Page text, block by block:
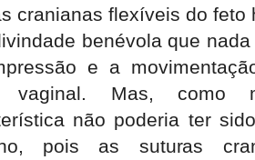
cranianas flexíveis do feto
benévola que
e a
vaginal. Mas, como
não poderia ter
pois as suturas